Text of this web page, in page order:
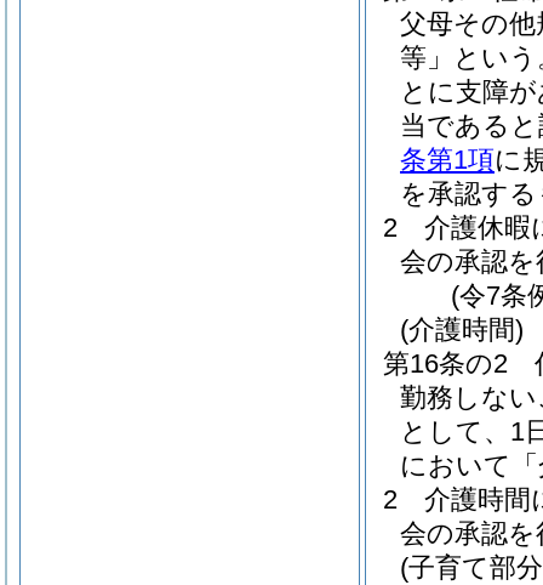
父母その
等」という
とに支障
当である
条第1項に
を承認す
2
介護休暇
会の承認
(令7条
(介護時間)
第16条の2
勤務しな
として、1
において
2
介護時間
会の承認
(子育て部